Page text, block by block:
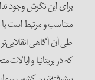
برای این نگرش وجود
متناسب و مرتبط است با
طی آن آگاهی انقلابی‌تر در
که در بریتانیا و ایالات